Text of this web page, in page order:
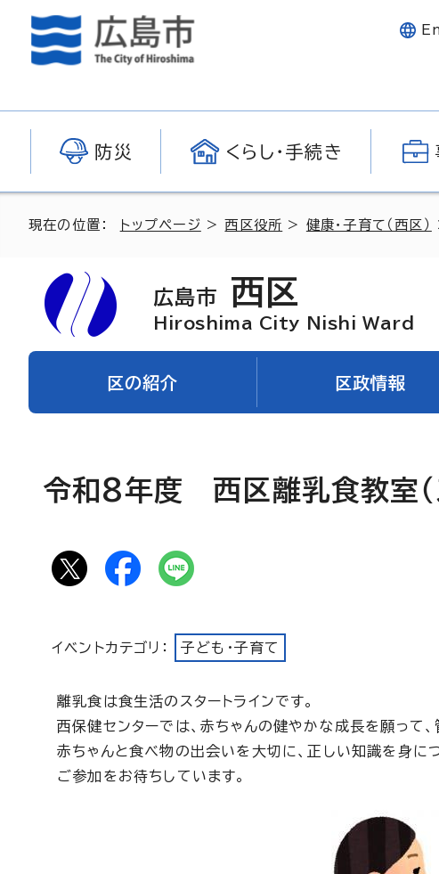
防災 くらし・手続き
現在の位置： トップページ > 西区役所 > 健康・子育て（西区）
広島市 西区
Hiroshima City Nishi Ward
区の紹介 区政情報
令和8年度 西区離乳食教室（
イベントカテゴリ： 子ども・子育て
離乳食は食生活のスタートラインです。
西保健センターでは、赤ちゃんの健やかな成長を願って
赤ちゃんと食べ物の出会いを大切に、正しい知識を身に
ご参加をお待ちしています。